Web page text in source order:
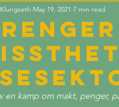
May 19, 2021 7 min read
en kamp om makt, penger,